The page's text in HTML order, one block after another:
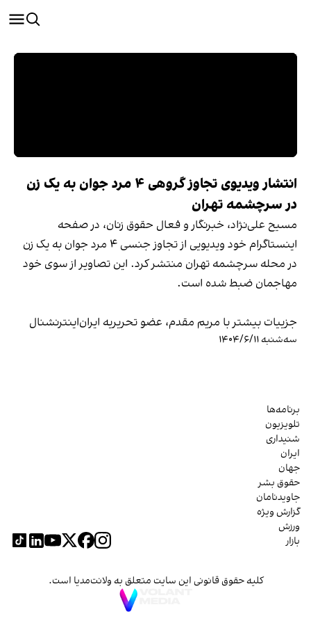
انتشار ویدیوی تجاوز گروهی ۴ مرد جوان به یک زن
در سرچشمه تهران
مسیح علی‌نژاد، خبرنگار و فعال حقوق زنان، در صفحه
اینستاگرام خود ویدیویی از تجاوز جنسی ۴ مرد جوان به یک زن
در محله سرچشمه تهران منتشر کرد. این تصاویر از سوی خود
مهاجمان ضبط شده است.
جزییات بیشتر با مریم مقدم، عضو تحریریه ایران‌اینترنشنال
سه‌شنبه ۱۴۰۴/۶/۱۱
برنامه‌ها
تلویزیون
شنیداری
ایران
جهان
حقوق بشر
جاویدنامان
گزارش ویژه
ورزش
بازار
کلیه حقوق قانونی این سایت متعلق به ولانت‌مدیا است.